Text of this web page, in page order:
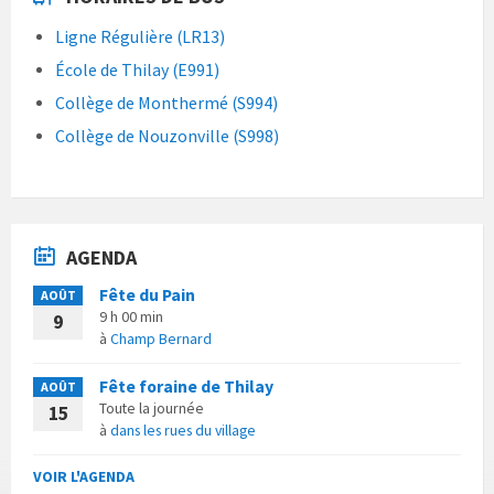
Ligne Régulière (LR13)
École de Thilay (E991)
Collège de Monthermé (S994)
Collège de Nouzonville (S998)
AGENDA
AOÛT
9
Fête du Pain
9 h 00 min
à Champ Bernard
AOÛT
15
Fête foraine de Thilay
Toute la journée
à dans les rues du village
VOIR L'AGENDA